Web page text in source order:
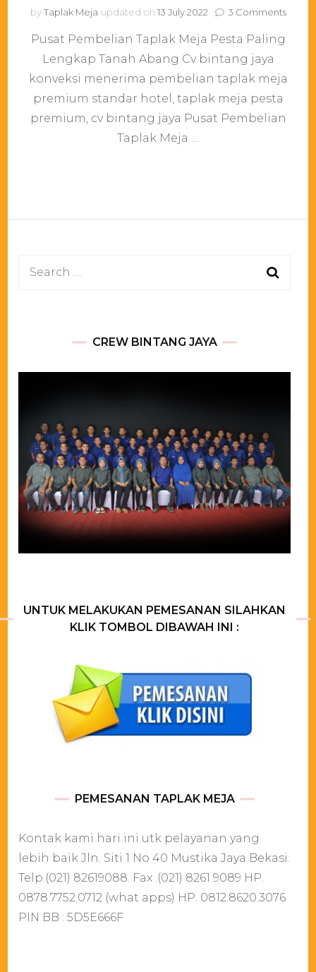
byTaplak Meja updated on 13 July 2022 3 Commentson
Pesta
Pusat Pembelian Taplak Meja Pesta Paling
Lengkap Tanah Abang Cv bintang jaya
konveksi menerima pembelian taplak meja
premium standar hotel, taplak meja pesta
premium, cv bintang jaya Pusat Pembelian
Taplak Meja …
Search
CREW BINTANG JAYA
UNTUK MELAKUKAN PEMESANAN SILAHKAN
KLIK TOMBOL DIBAWAH INI :
PEMESANAN TAPLAK MEJA
Kontak kami hari ini utk pelayanan yang
lebih baik Jln. Siti 1 No 40 Mustika Jaya Bekasi.
Telp.(021) 82619088. Fax .(021) 8261 9089 HP.
0878.7752.0712 (what apps) HP. 0812.8620.3076
PIN BB : 5D5E666F